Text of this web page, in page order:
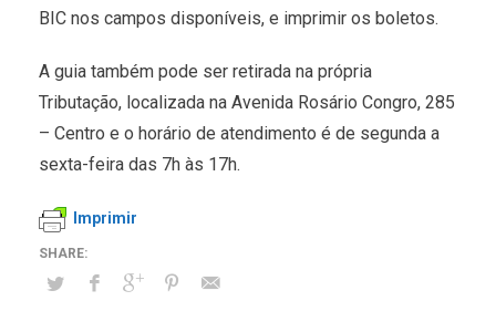
BIC nos campos disponíveis, e imprimir os boletos.
A guia também pode ser retirada na própria
Tributação, localizada na Avenida Rosário Congro, 285
– Centro e o horário de atendimento é de segunda a
sexta-feira das 7h às 17h.
Imprimir